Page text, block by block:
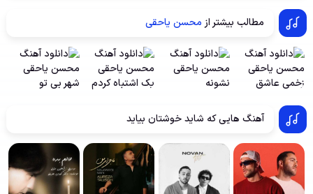
مطالب بیشتر از محسن یاحقی
آهنگ هایی که شاید خوشتان بیاید